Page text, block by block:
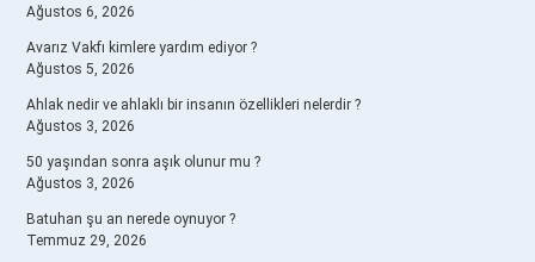
Ağustos 6, 2026
Avarız Vakfı kimlere yardım ediyor ?
Ağustos 5, 2026
Ahlak nedir ve ahlaklı bir insanın özellikleri nelerdir ?
Ağustos 3, 2026
50 yaşından sonra aşık olunur mu ?
Ağustos 3, 2026
Batuhan şu an nerede oynuyor ?
Temmuz 29, 2026